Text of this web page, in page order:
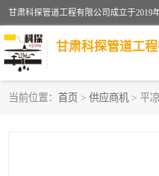
甘肃科探管道工
当前位置： 首页 > 供应商机 > 平